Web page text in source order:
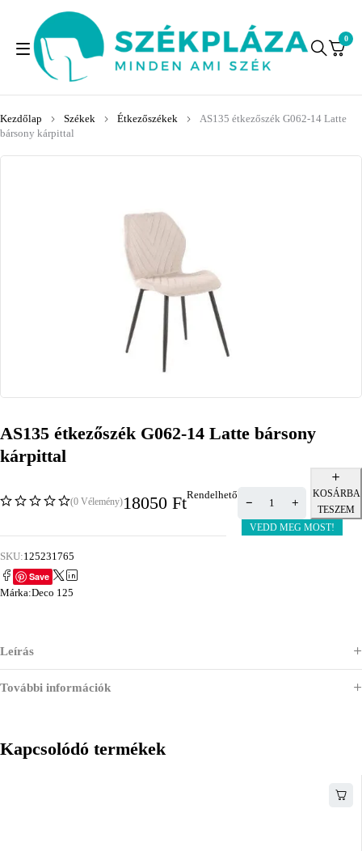
0
Kezdőlap Székek Étkezőszékek
AS135 étkezőszék G062-14 Latte
bársony kárpittal
AS135 étkezőszék G062-14 Latte bársony
kárpittal
(0 Vélemény)18050 FtRendelhető
KOSÁRBA
TESZEM
VEDD MEG MOST!
SKU:125231765
Save
Márka:Deco 125
Leírás
További információk
Kapcsolódó termékek